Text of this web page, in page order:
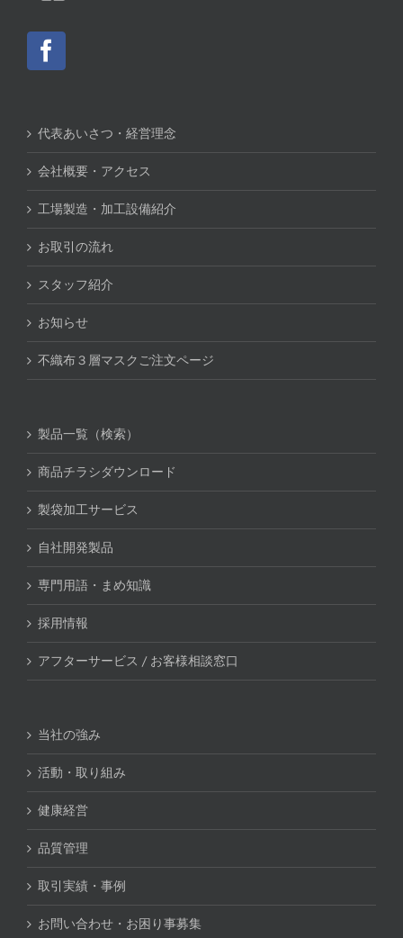
代表あいさつ・経営理念
会社概要・アクセス
工場製造・加工設備紹介
お取引の流れ
スタッフ紹介
お知らせ
不織布３層マスクご注文ページ
製品一覧（検索）
商品チラシダウンロード
製袋加工サービス
自社開発製品
専門用語・まめ知識
採用情報
アフターサービス / お客様相談窓口
当社の強み
活動・取り組み
健康経営
品質管理
取引実績・事例
お問い合わせ・お困り事募集